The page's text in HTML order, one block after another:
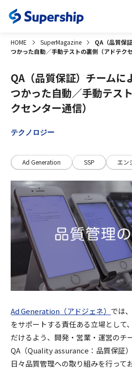
HOME SuperMagazine
QA（品質保
つかった自動／手動テストの裏側（アドテク
QA（品質保証）チームに
つかった自動／手動テス
クセンター通信）
テクノロジー
Ad Generation SSP エン
Ad Generation（アドジェネ） では
をサポートする責任ある立場として
だけるよう、開発・営業・運営のチ
QA（Quality assurance：品質保証）
日々品質管理への取り組みを行って